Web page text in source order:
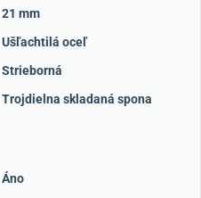
21 mm
Ušľachtilá oceľ
Strieborná
Trojdielna skladaná spona
Áno